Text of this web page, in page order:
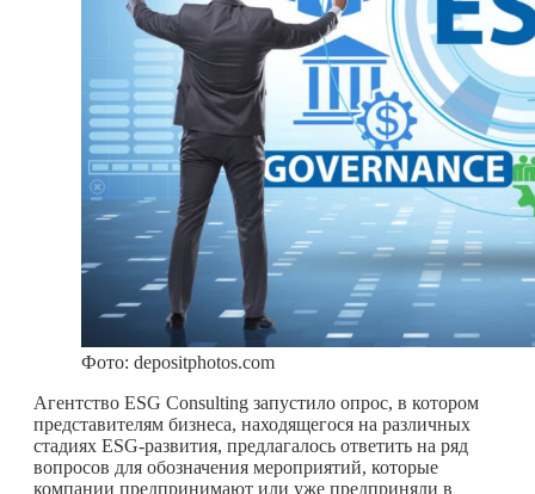
Фото: depositphotos.com
Агентство ESG Consulting запустило опрос, в котором
представителям бизнеса, находящегося на различных
стадиях ESG-развития, предлагалось ответить на ряд
вопросов для обозначения мероприятий, которые
компании предпринимают или уже предприняли в